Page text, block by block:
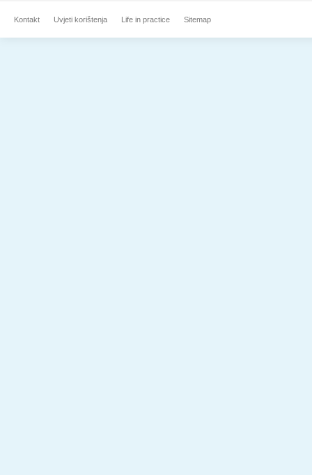
Kontakt Uvjeti korištenja Life in practice Sitemap